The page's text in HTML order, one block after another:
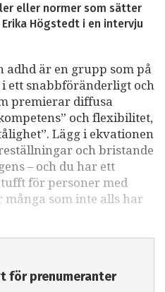
eller normer som sätter
Högstedt i en intervju
adhd är en grupp som på
ett snabbföränderligt och
premierar diffusa
och flexibilitet,
Lägg i ekvationen
och bristande
– och du har ett
för personer med
många som inte alls har
för prenumeranter